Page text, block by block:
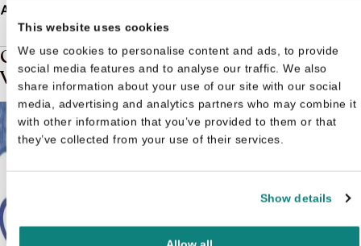
This website uses cookies
We use cookies to personalise content and ads, to provide
social media features and to analyse our traffic. We also
share information about your use of our site with our social
media, advertising and analytics partners who may combine it
with other information that you’ve provided to them or that
they’ve collected from your use of their services.
Show details
Afmetingen
Gerelateerde boeken in de soort:
Voorleesboek